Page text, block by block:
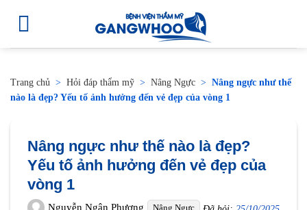
Trang chủ > Hỏi đáp thẩm mỹ > Nâng Ngực > Nâng ngực như thế
nào là đẹp? Yếu tố ảnh hưởng đến vẻ đẹp của vòng 1
Nâng ngực như thế nào là đẹp?
Yếu tố ảnh hưởng đến vẻ đẹp của
vòng 1
Nguyễn Ngân Phương Nâng Ngực